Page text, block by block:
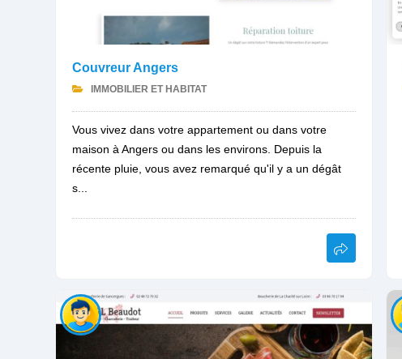
Couvreur Angers
IMMOBILIER ET HABITAT
Vous vivez dans votre appartement ou dans votre
maison à Angers ou dans les environs. Depuis la
récente pluie, vous avez remarqué qu'il y a un dégât
s...